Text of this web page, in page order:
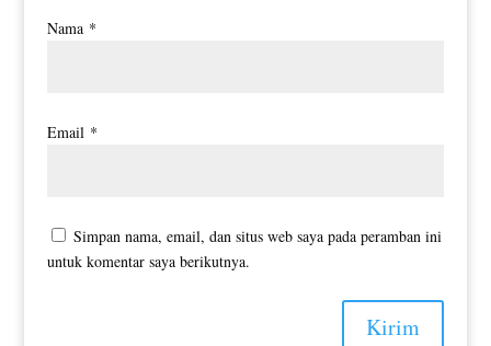
Nama *
Email *
Simpan nama, email, dan situs web saya pada peramban ini
untuk komentar saya berikutnya.
Kirim